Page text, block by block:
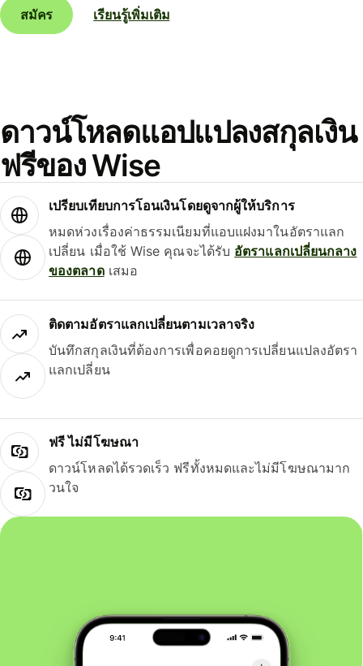
สมัคร เรียนรู้เพิ่มเติม
ดาวน์โหลดแอปแปลงสกุลเงิน
ฟรีของ Wise
เปรียบเทียบการโอนเงินโดยดูจากผู้ให้บริการ
หมดห่วงเรื่องค่าธรรมเนียมที่แอบแฝงมาในอัตราแลก
เปลี่ยน เมื่อใช้ Wise คุณจะได้รับ อัตราแลกเปลี่ยนกลาง
ของตลาดเสมอ
ติดตามอัตราแลกเปลี่ยนตามเวลาจริง
บันทึกสกุลเงินที่ต้องการเพื่อคอยดูการเปลี่ยนแปลงอัตรา
แลกเปลี่ยน
ฟรี ไม่มีโฆษณา
ดาวน์โหลดได้รวดเร็ว ฟรีทั้งหมดและไม่มีโฆษณามาก
วนใจ